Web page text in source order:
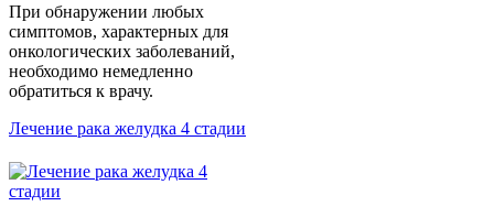
При обнаружении любых
симптомов, характерных для
онкологических заболеваний,
необходимо немедленно
обратиться к врачу.
Лечение рака желудка 4 стадии